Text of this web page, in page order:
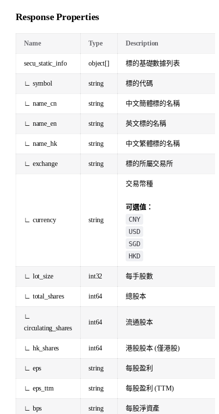
Response Properties
Name Type Description
secu_static_info object[] 標的基礎數據列表
∟ symbol string 標的代碼
∟ name_cn string 中文簡體標的名稱
∟ name_en string 英文標的名稱
∟ name_hk string 中文繁體標的名稱
∟ exchange string 標的所屬交易所
∟ currency string
交易幣種
可選值：
CNY
USD
SGD
HKD
∟ lot_size int32 每手股數
∟ total_shares int64 總股本
∟
circulating_shares
int64 流通股本
∟ hk_shares int64 港股股本 (僅港股)
∟ eps string 每股盈利
∟ eps_ttm string 每股盈利 (TTM)
∟ bps string 每股淨資產